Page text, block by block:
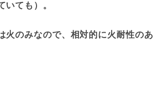
いても）。
火のみなので、相対的に火耐性の